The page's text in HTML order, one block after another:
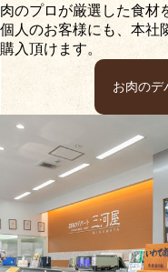
肉のプロが厳選した食材
個人のお客様にも、本社
購入頂けます。
お肉のデ